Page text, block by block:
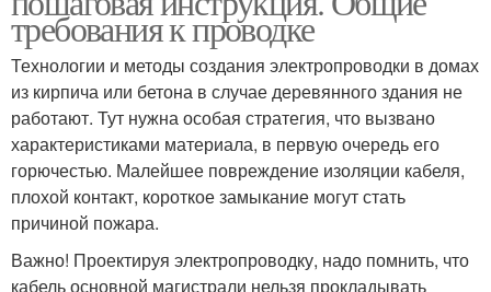
требования к проводке
Технологии и методы создания электропроводки в домах
из кирпича или бетона в случае деревянного здания не
работают. Тут нужна особая стратегия, что вызвано
характеристиками материала, в первую очередь его
горючестью. Малейшее повреждение изоляции кабеля,
плохой контакт, короткое замыкание могут стать
причиной пожара.
Важно! Проектируя электропроводку, надо помнить, что
кабель основной магистрали нельзя прокладывать